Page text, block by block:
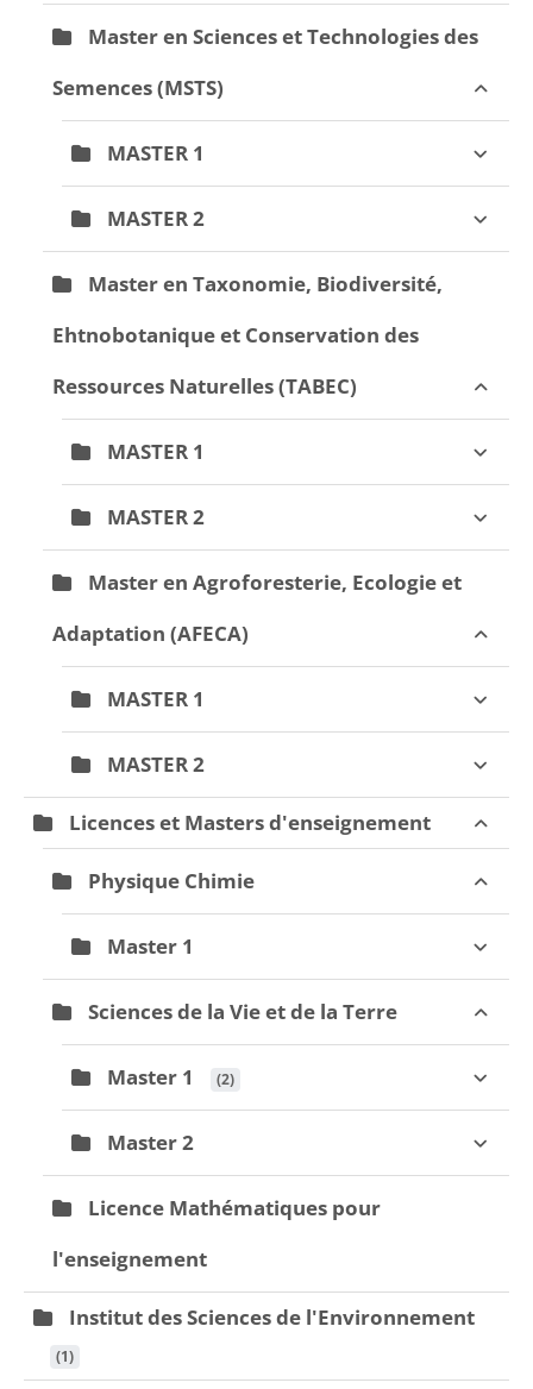
Master en Sciences et Technologies des
Semences (MSTS)
MASTER 1
MASTER 2
Master en Taxonomie, Biodiversité,
Ehtnobotanique et Conservation des
Ressources Naturelles (TABEC)
MASTER 1
MASTER 2
Master en Agroforesterie, Ecologie et
Adaptation (AFECA)
MASTER 1
MASTER 2
Licences et Masters d'enseignement
Physique Chimie
Master 1
Sciences de la Vie et de la Terre
Master 1 (2)
Master 2
Licence Mathématiques pour
l'enseignement
Institut des Sciences de l'Environnement
(1)